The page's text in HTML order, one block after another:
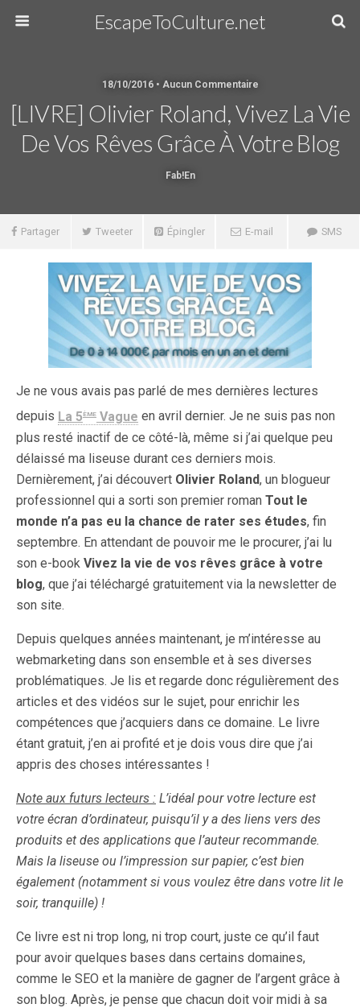
EscapeToCulture.net
18/10/2016 • Aucun Commentaire
[LIVRE] Olivier Roland, Vivez La Vie
De Vos Rêves Grâce À Votre Blog
Fab!en
Partager Tweeter Épingler E-mail SMS
Je ne vous avais pas parlé de mes dernières lectures
depuis La 5ème Vague en avril dernier. Je ne suis pas non
plus resté inactif de ce côté-là, même si j’ai quelque peu
délaissé ma liseuse durant ces derniers mois.
Dernièrement, j’ai découvert Olivier Roland, un blogueur
professionnel qui a sorti son premier roman Tout le
monde n’a pas eu la chance de rater ses études, fin
septembre. En attendant de pouvoir me le procurer, j’ai lu
son e-book Vivez la vie de vos rêves grâce à votre
blog, que j’ai téléchargé gratuitement via la newsletter de
son site.
Depuis quelques années maintenant, je m’intéresse au
webmarketing dans son ensemble et à ses diverses
problématiques. Je lis et regarde donc régulièrement des
articles et des vidéos sur le sujet, pour enrichir les
compétences que j’acquiers dans ce domaine. Le livre
étant gratuit, j’en ai profité et je dois vous dire que j’ai
appris des choses intéressantes !
Note aux futurs lecteurs : L’idéal pour votre lecture est
votre écran d’ordinateur, puisqu’il y a des liens vers des
produits et des applications que l’auteur recommande.
Mais la liseuse ou l’impression sur papier, c’est bien
également (notamment si vous voulez être dans votre lit le
soir, tranquille) !
Ce livre est ni trop long, ni trop court, juste ce qu’il faut
pour avoir quelques bases dans certains domaines,
comme le SEO et la manière de gagner de l’argent grâce à
son blog. Après, je pense que chacun doit voir midi à sa